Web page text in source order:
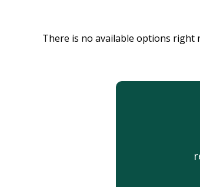
There is no available options right